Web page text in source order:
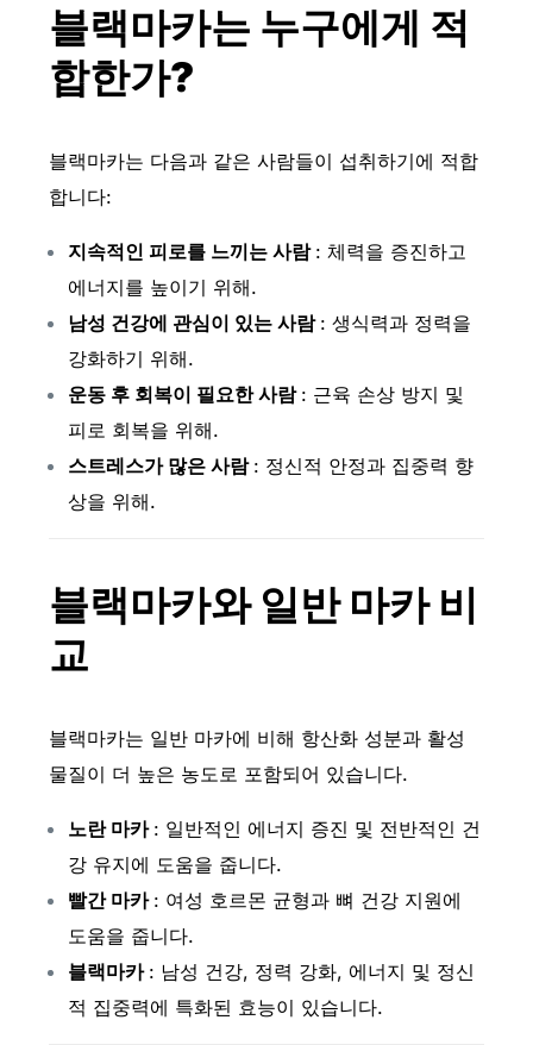
블랙마카는 누구에게 적
합한가?
블랙마카는 다음과 같은 사람들이 섭취하기에 적합
합니다:
지속적인 피로를 느끼는 사람 : 체력을 증진하고
에너지를 높이기 위해.
남성 건강에 관심이 있는 사람 : 생식력과 정력을
강화하기 위해.
운동 후 회복이 필요한 사람 : 근육 손상 방지 및
피로 회복을 위해.
스트레스가 많은 사람 : 정신적 안정과 집중력 향
상을 위해.
블랙마카와 일반 마카 비
교
블랙마카는 일반 마카에 비해 항산화 성분과 활성
물질이 더 높은 농도로 포함되어 있습니다.
노란 마카 : 일반적인 에너지 증진 및 전반적인 건
강 유지에 도움을 줍니다.
빨간 마카 : 여성 호르몬 균형과 뼈 건강 지원에
도움을 줍니다.
블랙마카 : 남성 건강, 정력 강화, 에너지 및 정신
적 집중력에 특화된 효능이 있습니다.